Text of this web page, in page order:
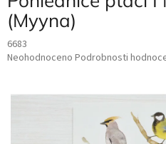
(Myyna)
6683
Průměrné
je
Neohodnoceno Podrobnosti